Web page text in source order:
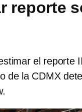
reporte
el reporte
de la CDMX